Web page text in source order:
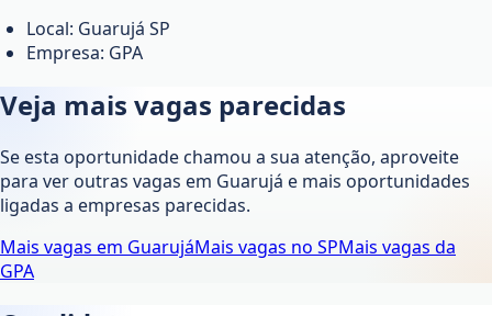
Local: Guarujá SP
Empresa: GPA
Veja mais vagas parecidas
Se esta oportunidade chamou a sua atenção, aproveite
para ver outras vagas em Guarujá e mais oportunidades
ligadas a empresas parecidas.
Mais vagas em GuarujáMais vagas no SPMais vagas da
GPA